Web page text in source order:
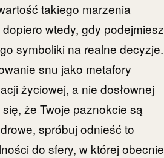
takiego marzenia
wtedy, gdy podejmiesz
symboliki na realne decyzje.
snu jako metafory
życiowej, a nie dosłownej
że Twoje paznokcie są
spróbuj odnieść to
do sfery, w której obecnie